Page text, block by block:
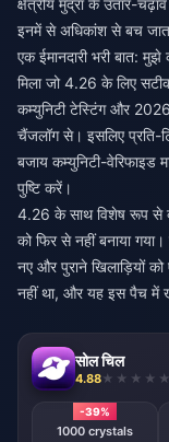
क्षेत्रीय मुद्रा के उतार-
इनमें से अधिकांश से बच
एक ईमानदारी भरी बात:
मिला जो 4.26 के लिए
कम्युनिटी टेस्टिंग और
चैंजलॉग से। इसलिए प्रति-
बजाय कम्युनिटी-
पुष्टि करें।
4.26 के साथ विशेष रूप से
को फिर से नहीं बनाया
नए और पुराने खिलाड़ियों
नहीं था, और यह इस पैच में
सोल चिल
4.88
-39%
1000 crystals